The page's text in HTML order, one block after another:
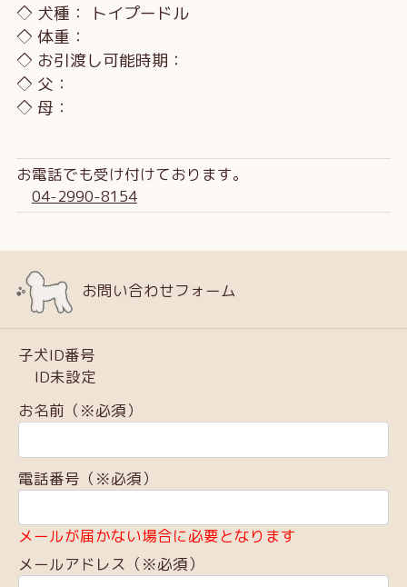
◇ 犬種： トイプードル
◇ 体重：
◇ お引渡し可能時期：
◇ 父：
◇ 母：
お電話でも受け付けております。
04-2990-8154
お問い合わせフォーム
子犬ID番号
ID未設定
お名前（※必須）
電話番号（※必須）
メールが届かない場合に必要となります
メールアドレス（※必須）